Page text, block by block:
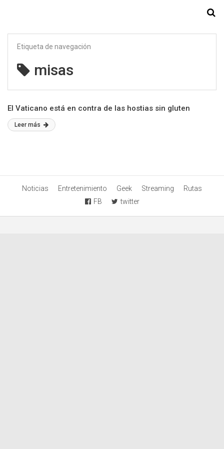
Etiqueta de navegación
misas
El Vaticano está en contra de las hostias sin gluten
Leer más
Noticias Entretenimiento Geek Streaming
Rutas
FB
twitter